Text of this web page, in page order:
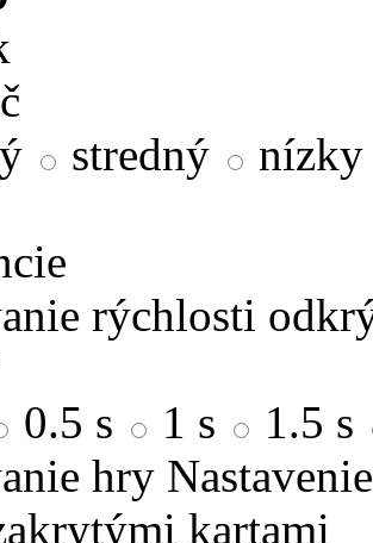
stredný
nízky
rýchlosti
0.5 s 1 s
1.5 s
hry
kartami